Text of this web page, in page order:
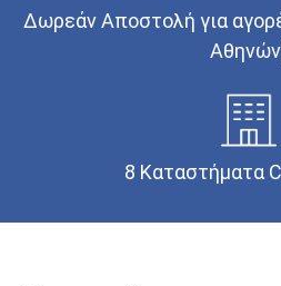
Δωρεάν Αποστολή για
8 Καταστήματα